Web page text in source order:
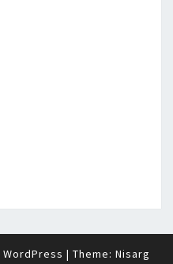
WordPress | Theme: Nisarg